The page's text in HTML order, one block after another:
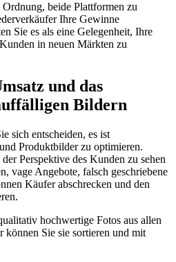
beide Plattformen zu
Ihre Gewinne
Sie es als eine Gelegenheit, Ihre
in neuen Märkten zu
und das
Bildern
sich entscheiden, es ist
Produktbilder zu optimieren.
Perspektive des Kunden zu sehen
vage Angebote, falsch geschriebene
Käufer abschrecken und den
hochwertige Fotos aus allen
können Sie sie sortieren und mit